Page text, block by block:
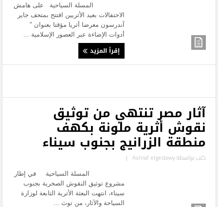
المسلة السياحية على هامش
الاحتفالات بعيد الأثريين افتتح بمتحف جاير
آندرسون معرضا أثريا مؤقتا بعنوان "
أدوات الإضاءة عبر العصور الإسلامية ...
إقرأ المزيد
آثار مصر تنتهي من توثيق
نقوش أثرية ملونة بكهف
منطقة الزرانيج بجنوب سيناء
كتب بواسطةAshraf elgedawy
|
المسلة السياحية في إطار
مشروع توثيق النقوش الصخرية بجنوب
سيناء، انتهت البعثة الأثرية التابعة لوزارة
السياحة والآثار، من توث ...